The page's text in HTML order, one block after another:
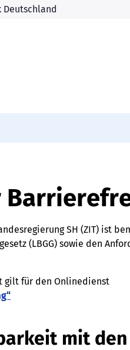
SH (ZIT) ist
(LBGG) sowie den
gilt für den Onlinedienst
mit